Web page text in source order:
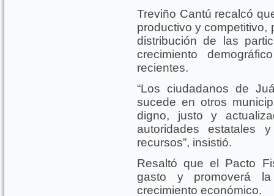
Treviño Cantú recalcó
productivo y competitivo,
distribución de las
crecimiento
recientes.
“Los ciudadanos de
sucede en otros
digno, justo y
autoridades estatales
recursos”, insistió.
Resaltó que el Pacto
gasto y promoverá
crecimiento económico.